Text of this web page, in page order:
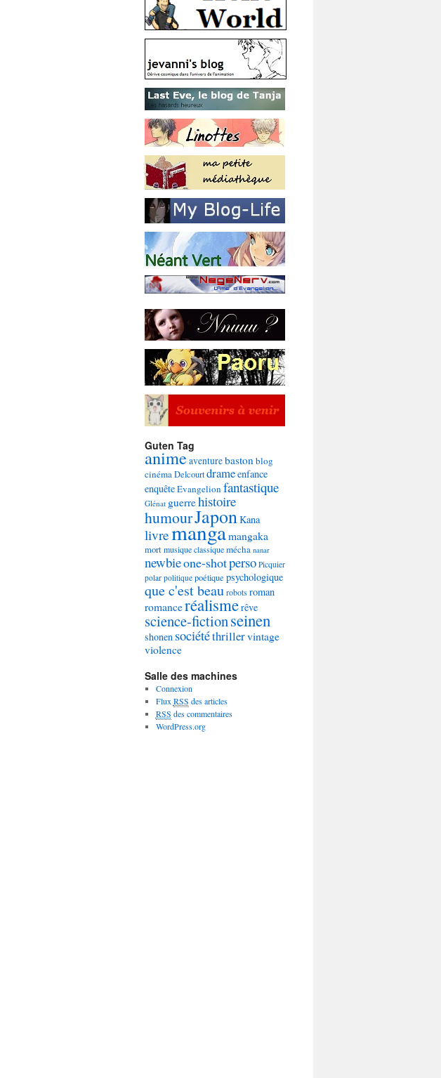
Guten Tag
animeaventurebaston blog
cinémaDelcourtdrameenfance
enquêteEvangelion fantastique
Glénat guerrehistoire
humourJapon Kana
livremangamangaka
mortmusique classiquemécha nanar
newbieone-shotperso Picquier
polar politique poétique psychologique
que c'est beaurobotsroman
romanceréalismerêve
science-fictionseinen
shonen sociététhrillervintage
violence
Salle des machines
Connexion
Flux RSS des articles
RSS des commentaires
WordPress.org